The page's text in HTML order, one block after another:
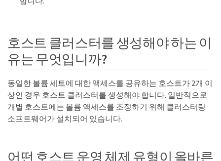
호스트 클러스터를 생성해야 하는 이
유는 무엇입니까?
동일한 볼륨 세트에 대한 액세스를 공유하는 호스트가 2개 이
상인 경우 호스트 클러스터를 생성해야 합니다. 일반적으로
개별 호스트에는 볼륨 액세스를 조정하기 위해 클러스터링
소프트웨어가 설치되어 있습니다.
어떤 호스트 운영 체제 유형이 올바른